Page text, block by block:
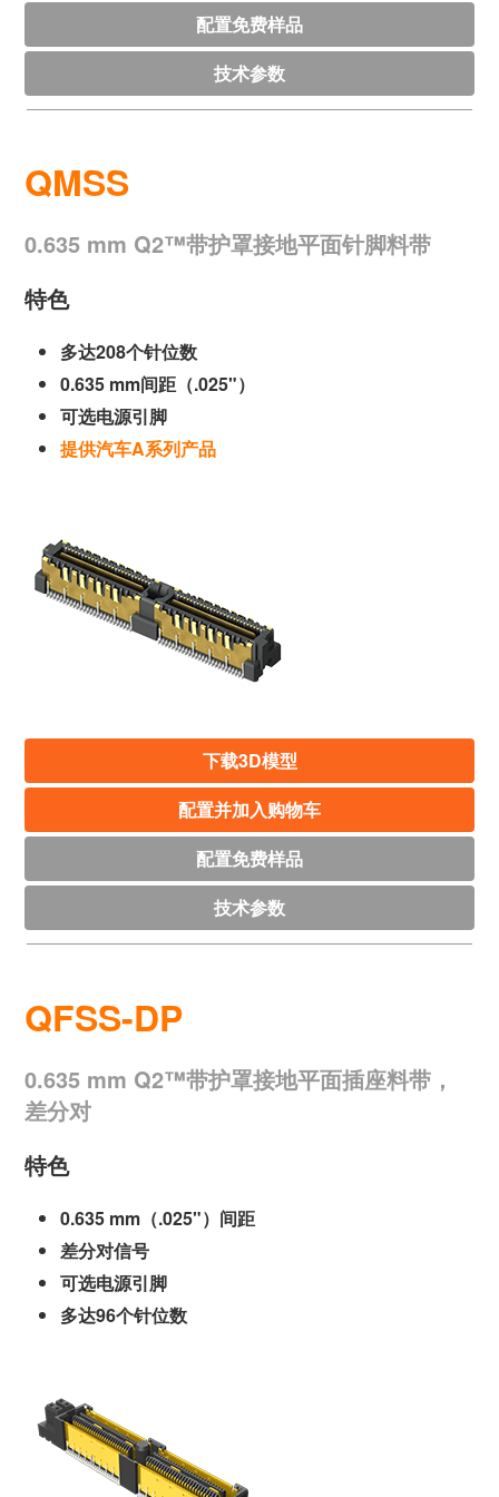
配置免费样品
技术参数
QMSS
0.635 mm Q2™带护罩接地平面针脚料带
特色
多达208个针位数
0.635 mm间距（.025"）
可选电源引脚
提供汽车A系列产品
下载3D模型
配置并加入购物车
配置免费样品
技术参数
QFSS-DP
0.635 mm Q2™带护罩接地平面插座料带，
差分对
特色
0.635 mm（.025"）间距
差分对信号
可选电源引脚
多达96个针位数